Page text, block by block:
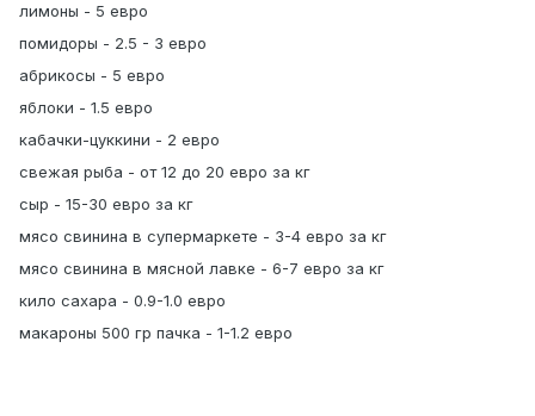
лимоны - 5 евро
помидоры - 2.5 - 3 евро
абрикосы - 5 евро
яблоки - 1.5 евро
кабачки-цуккини - 2 евро
свежая рыба - от 12 до 20 евро за кг
сыр - 15-30 евро за кг
мясо свинина в супермаркете - 3-4 евро за кг
мясо свинина в мясной лавке - 6-7 евро за кг
кило сахара - 0.9-1.0 евро
макароны 500 гр пачка - 1-1.2 евро